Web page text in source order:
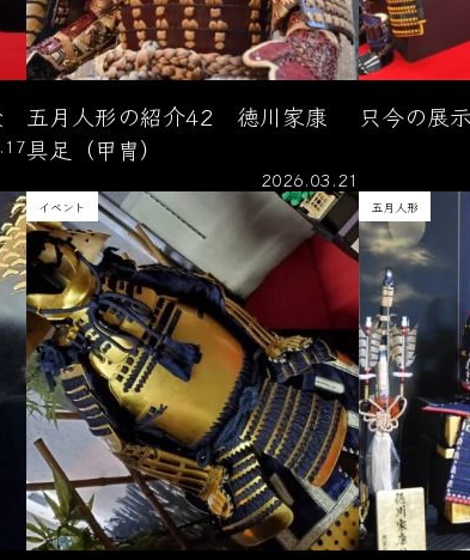
五月人形の紹介42 徳川家康
具足（甲冑）
2026.03.21
只今の展
イベント 五月人形